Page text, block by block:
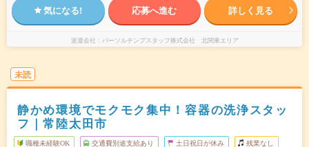
気になる! 応募へ進む 詳しく見る
派遣会社 パーソルテンプスタッフ株式会社 北関東エリア
未読
静かめ環境でモクモク集中！容器の洗浄スタッ
フ｜常陸太田市
職種未経験OK 交通費別途支給あり 土日祝日が休み 残業なし